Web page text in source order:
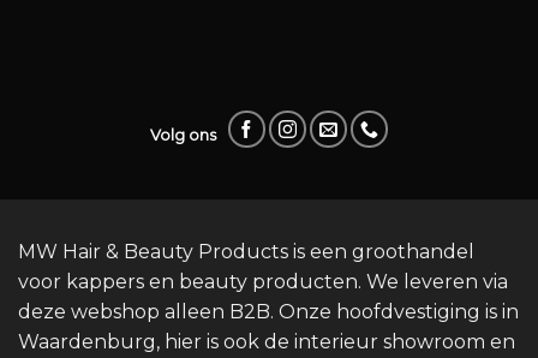
Volg ons
MW Hair & Beauty Products is een groothandel
voor kappers en beauty producten. We leveren via
deze webshop alleen B2B. Onze hoofdvestiging is in
Waardenburg, hier is ook de interieur showroom en